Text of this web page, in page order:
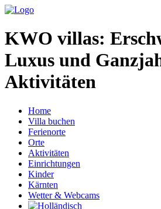
KWO villas:
Luxus und
Aktivitäten
Home
Villa buchen
Ferienorte
Orte
Aktivitäten
Einrichtungen
Kinder
Kärnten
Wetter & Webcams